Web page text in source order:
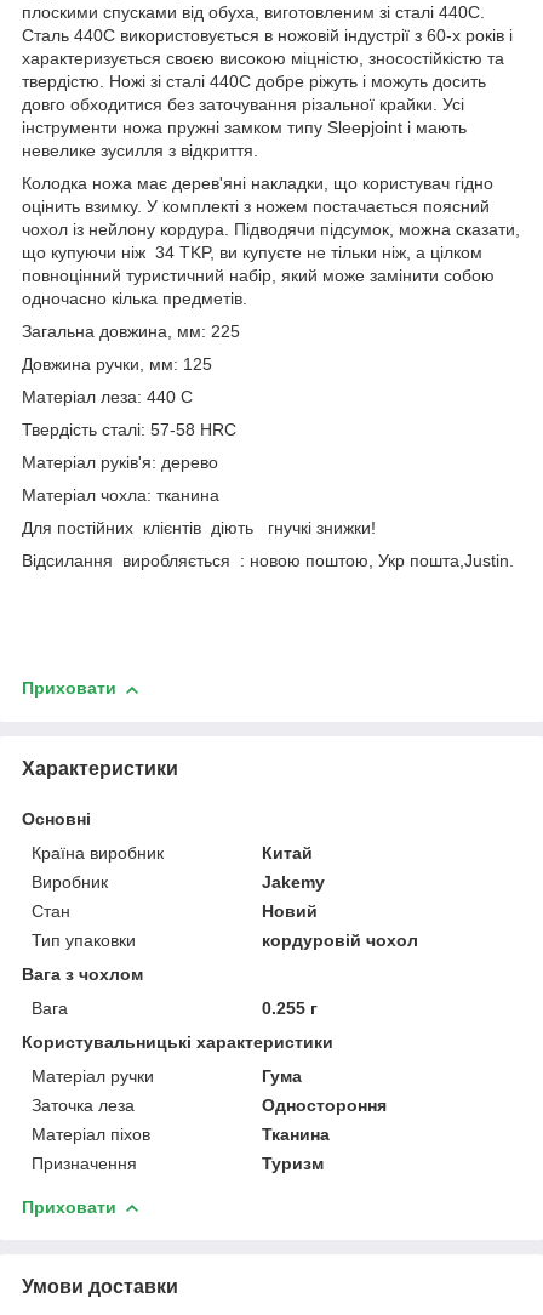
плоскими спусками від обуха, виготовленим зі сталі 440С.
Сталь 440С використовується в ножовій індустрії з 60-х років і
характеризується своєю високою міцністю, зносостійкістю та
твердістю. Ножі зі сталі 440С добре ріжуть і можуть досить
довго обходитися без заточування різальної крайки. Усі
інструменти ножа пружні замком типу Sleepjoint і мають
невелике зусилля з відкриття.
Колодка ножа має дерев'яні накладки, що користувач гідно
оцінить взимку. У комплекті з ножем постачається поясний
чохол із нейлону кордура. Підводячи підсумок, можна сказати,
що купуючи ніж 34 TKP, ви купуєте не тільки ніж, а цілком
повноцінний туристичний набір, який може замінити собою
одночасно кілька предметів.
Загальна довжина, мм: 225
Довжина ручки, мм: 125
Матеріал леза: 440 C
Твердість сталі: 57-58 HRC
Матеріал руків'я: дерево
Матеріал чохла: тканина
Для постійних клієнтів діють гнучкі знижки!
Відсилання виробляється : новою поштою, Укр пошта,Justin.
Приховати
Характеристики
Основні
Країна виробник
Китай
Виробник
Jakemy
Стан
Новий
Тип упаковки
кордуровій чохол
Вага з чохлом
Вага
0.255 г
Користувальницькі характеристики
Матеріал ручки
Гума
Заточка леза
Одностороння
Матеріал піхов
Тканина
Призначення
Туризм
Приховати
Умови доставки